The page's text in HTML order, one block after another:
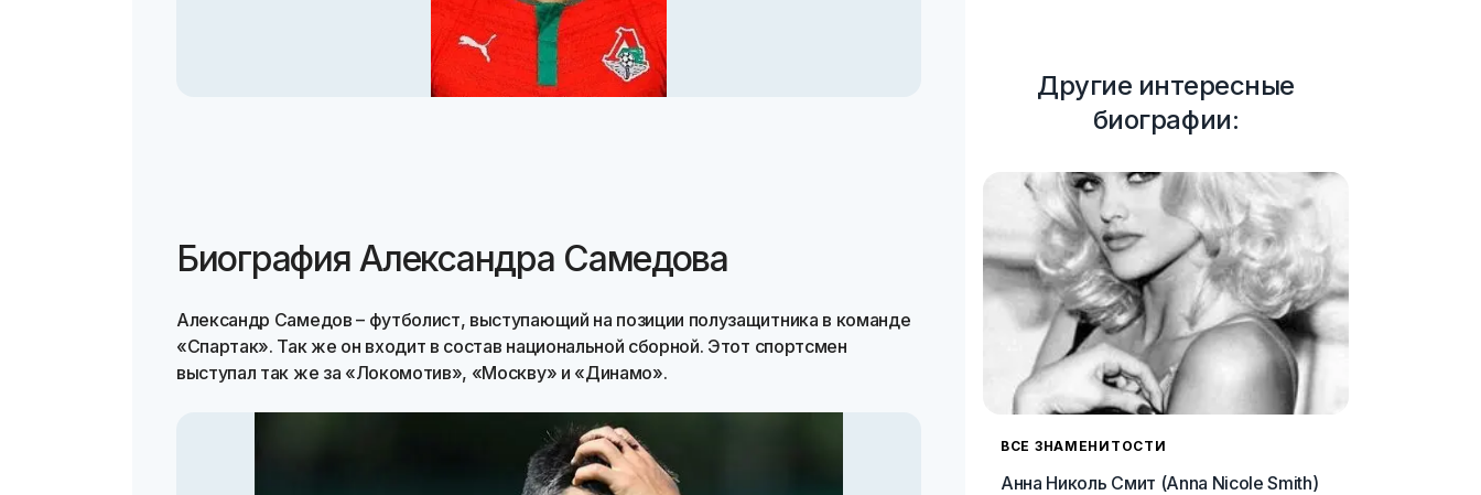
Биография Александра Самедова
Александр Самедов – футболист, выступающий на позиции полузащитника в команде
«Спартак». Так же он входит в состав национальной сборной. Этот спортсмен
выступал так же за «Локомотив», «Москву» и «Динамо».
Другие интересные
биографии:
ВСЕ ЗНАМЕНИТОСТИ
Анна Николь Смит (Anna Nicole Smith)